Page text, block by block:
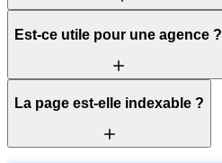
Est-ce utile pour une agence ?
La page est-elle indexable ?